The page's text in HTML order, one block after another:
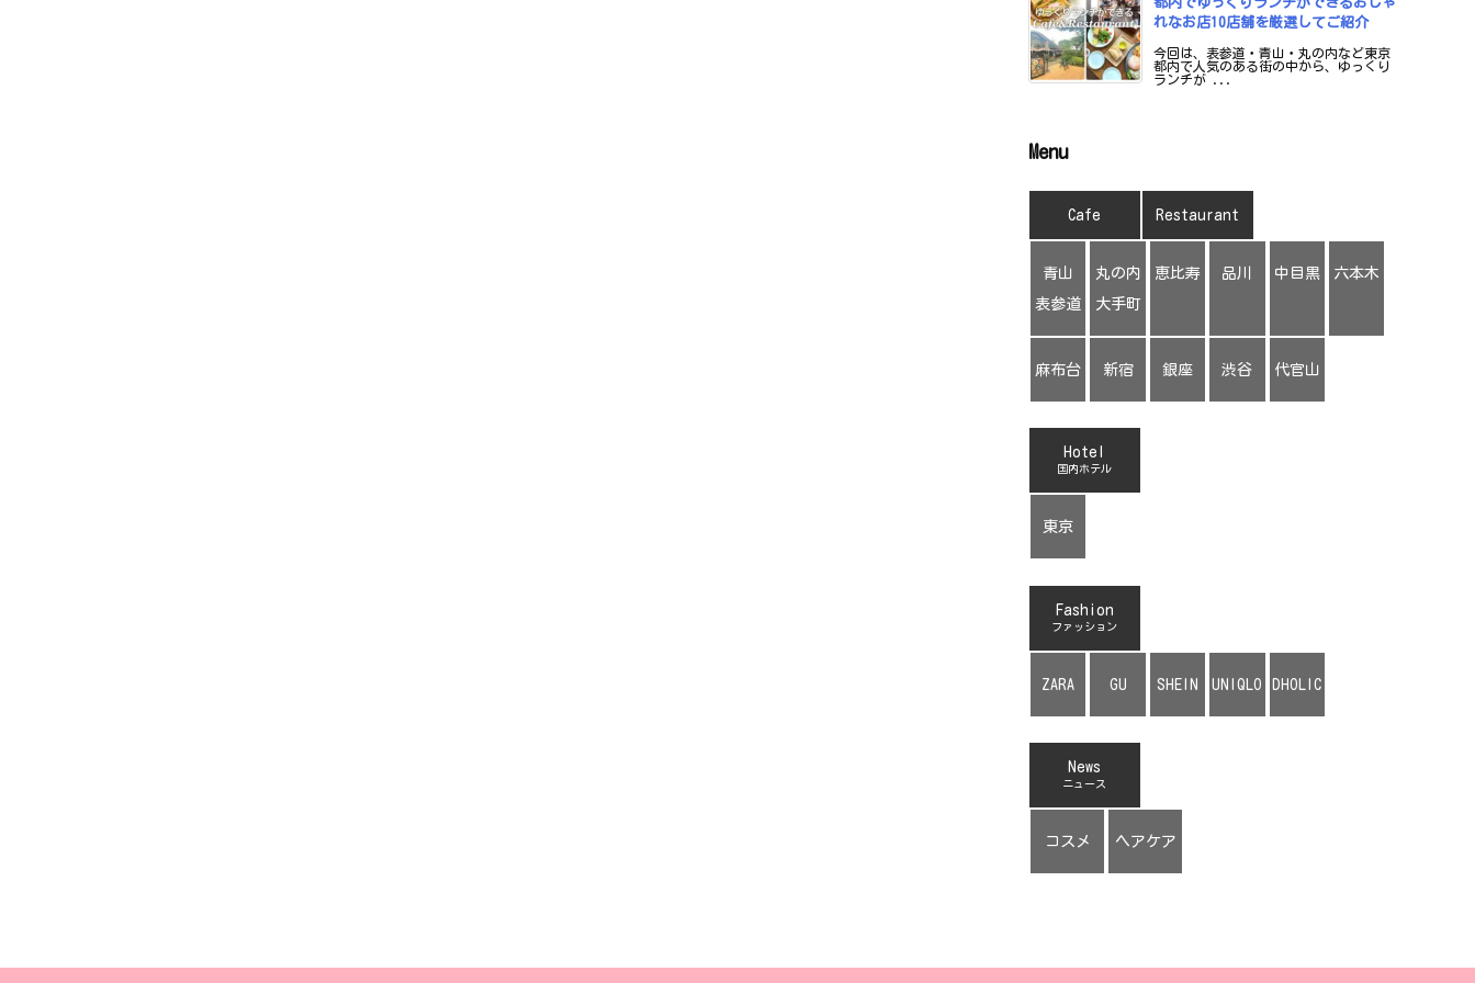
れなお店10店舗を厳選してご紹介
今回は、表参道・青山・丸の内など東京
都内で人気のある街の中から、ゆっくり
ランチが ...
Menu
Cafe Restaurant
青山
表参道
丸の内
大手町
恵比寿 品川 中目黒 六本木
麻布台 新宿 銀座 渋谷 代官山
Hotel
国内ホテル
東京
Fashion
ファッション
ZARA GU SHEIN UNIQLO DHOLIC
News
ニュース
コスメ ヘアケア